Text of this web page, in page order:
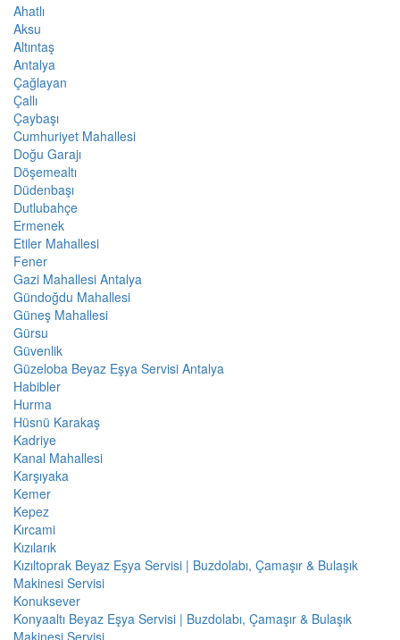
Ahatlı
Aksu
Altıntaş
Antalya
Çağlayan
Çallı
Çaybaşı
Cumhuriyet Mahallesi
Doğu Garajı
Döşemealtı
Düdenbaşı
Dutlubahçe
Ermenek
Etiler Mahallesi
Fener
Gazi Mahallesi Antalya
Gündoğdu Mahallesi
Güneş Mahallesi
Gürsu
Güvenlik
Güzeloba Beyaz Eşya Servisi Antalya
Habibler
Hurma
Hüsnü Karakaş
Kadriye
Kanal Mahallesi
Karşıyaka
Kemer
Kepez
Kırcami
Kızılarık
Kızıltoprak Beyaz Eşya Servisi | Buzdolabı, Çamaşır & Bulaşık
Makinesi Servisi
Konuksever
Konyaaltı Beyaz Eşya Servisi | Buzdolabı, Çamaşır & Bulaşık
Makinesi Servisi